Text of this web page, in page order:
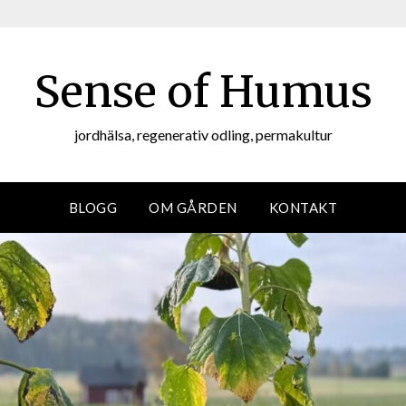
Sense of Humus
jordhälsa, regenerativ odling, permakultur
BLOGG OM GÅRDEN KONTAKT